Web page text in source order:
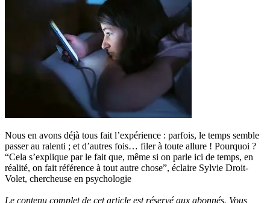
Nous en avons déjà tous fait l’expérience : parfois, le temps semble
passer au ralenti ; et d’autres fois… filer à toute allure ! Pourquoi ?
“Cela s’explique par le fait que, même si on parle ici de temps, en
réalité, on fait référence à tout autre chose”, éclaire Sylvie Droit-
Volet, chercheuse en psychologie
Le contenu complet de cet article est réservé aux abonnés. Vous